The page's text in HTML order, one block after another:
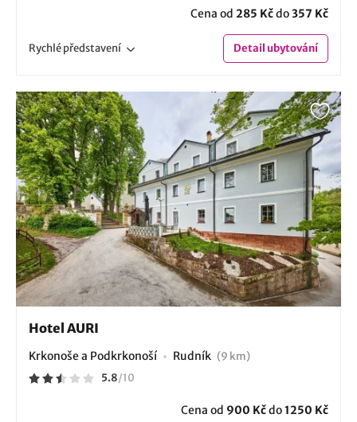
Cena od 285 Kčdo357 Kč
Rychlépředstavení Detailubytování
Hotel AURI
Krkonoše a Podkrkonoší Rudník (9 km)
5.8/10
Cena od 900 Kčdo1250 Kč